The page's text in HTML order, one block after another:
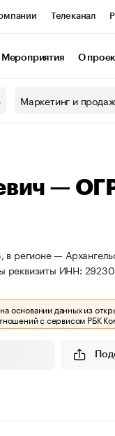
Телеканал
Мероприятия О
Маркетинг и
—
регионе —
реквизиты ИНН:
основании данных из
с сервисом РБК